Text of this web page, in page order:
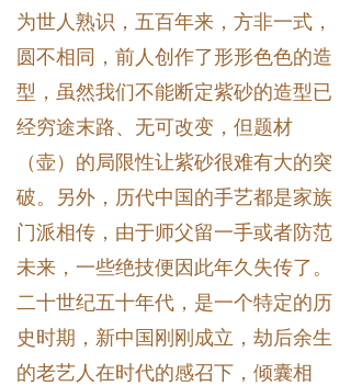
为世人熟识，五百年来，方非一式，
圆不相同，前人创作了形形色色的造
型，虽然我们不能断定紫砂的造型已
经穷途末路、无可改变，但题材
（壶）的局限性让紫砂很难有大的突
破。另外，历代中国的手艺都是家族
门派相传，由于师父留一手或者防范
未来，一些绝技便因此年久失传了。
二十世纪五十年代，是一个特定的历
史时期，新中国刚刚成立，劫后余生
的老艺人在时代的感召下，倾囊相